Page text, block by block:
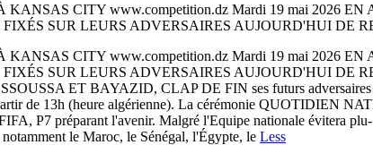
CITY www.competition.dz Mardi 19 mai 2026 EN
FIXÉS SUR LEURS ADVERSAIRES AUJOURD'HUI DE
CITY www.competition.dz Mardi 19 mai 2026 EN
SUR LEURS ADVERSAIRES AUJOURD'HUI DE
ET BAYAZID, CLAP DE FIN ses futurs
de 13h (heure algérienne). La cérémonie QUOTIDIEN
P7 préparant l'avenir. Malgré l'Equipe nationale évitera
le Maroc, le Sénégal, l'Égypte, le Less